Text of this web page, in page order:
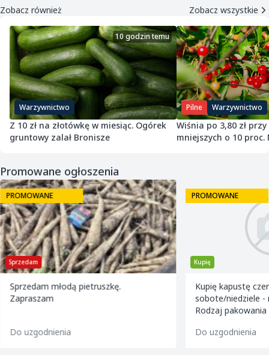
Zobacz również Zobacz wszystkie
Warzywnictwo
10 godzin temu
Z 10 zł na złotówkę w miesiąc. Ogórek
gruntowy zalał Bronisze
Pilne Warzywnictwo
Wiśnia po 3,80 zł
mniejszych o 10 proc.
Promowane ogłoszenia
Sprzedam
PROMOWANE
Sprzedam młodą pietruszkę.
Zapraszam
Do uzgodnienia
Kupię
PROMOWANE
Kupię kapustę
sobote/niedziele
Rodzaj
Do uzgodnienia